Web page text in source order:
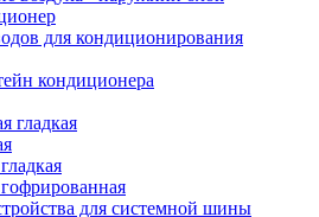
для кондиционирования
кондиционера
гладкая